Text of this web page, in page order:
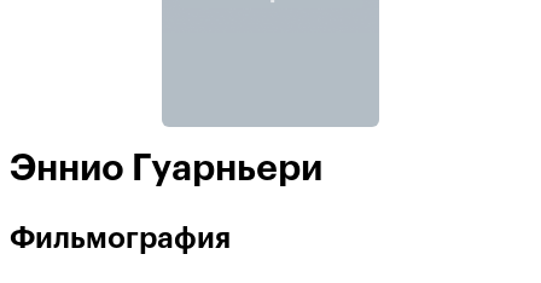
Эннио Гуарньери
Фильмография